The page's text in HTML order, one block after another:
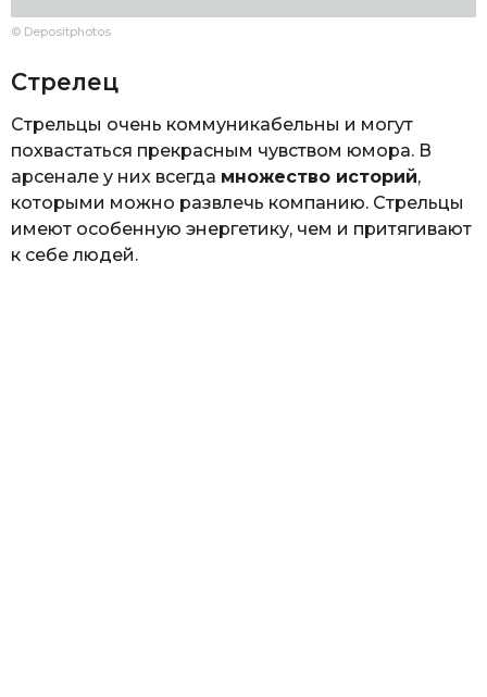
© Depositphotos
Стрелец
Стрельцы очень коммуникабельны и могут
похвастаться прекрасным чувством юмора. В
арсенале у них всегда множество историй,
которыми можно развлечь компанию. Стрельцы
имеют особенную энергетику, чем и притягивают
к себе людей.